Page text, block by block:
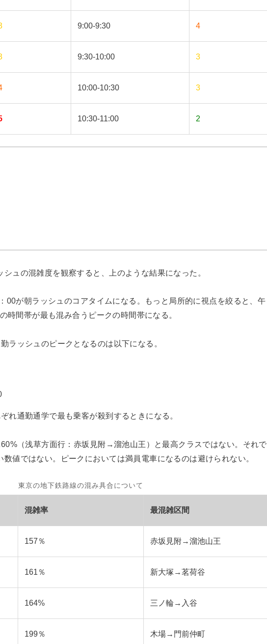
9:00-9:30 4
9:30-10:00 3
10:00-10:30 3
10:30-11:00 2
ュの混雑度を観察すると、上のような結果になった。
00が朝ラッシュのコアタイムになる。もっと局所的に視点を絞ると、午
時間帯が最も混み合うピークの時間帯になる。
ラッシュのピークとなるのは以下になる。
れ通勤通学で最も乗客が殺到するときになる。
（浅草方面行：赤坂見附→溜池山王）と最高クラスではない。それで
値ではない。ピークにおいては満員電車になるのは避けられない。
東京の地下鉄路線の混み具合について
混雑率 最混雑区間
157％ 赤坂見附→溜池山王
161％ 新大塚→茗荷谷
164% 三ノ輪→入谷
199％ 木場→門前仲町